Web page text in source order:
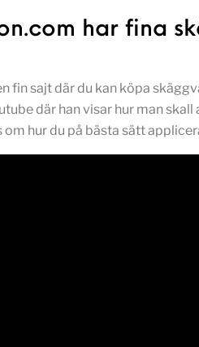
har fina
fin sajt där du kan köpa
där han visar hur man
om hur du på bästa sätt